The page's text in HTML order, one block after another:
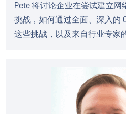
Pete 将讨论企业在尝试建立
挑战，如何通过全面、深入的
这些挑战，以及来自行业专家